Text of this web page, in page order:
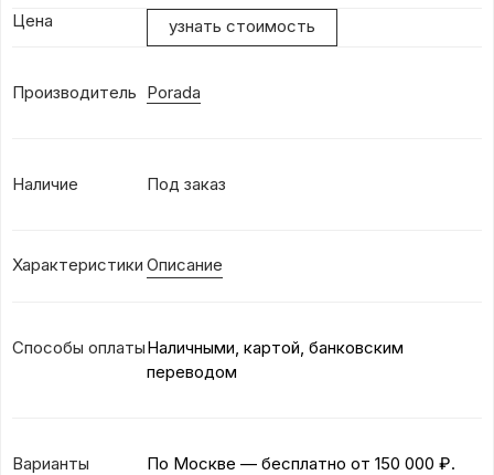
Цена узнать стоимость
Производитель Porada
Наличие Под заказ
Характеристики Описание
Способы оплатыНаличными, картой, банковским
переводом
Варианты
По Москве — бесплатно от 150 000 ₽.